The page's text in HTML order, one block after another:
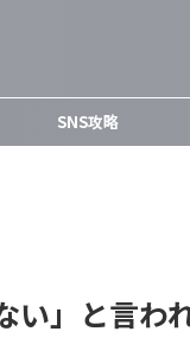
SNS攻略
い」と言